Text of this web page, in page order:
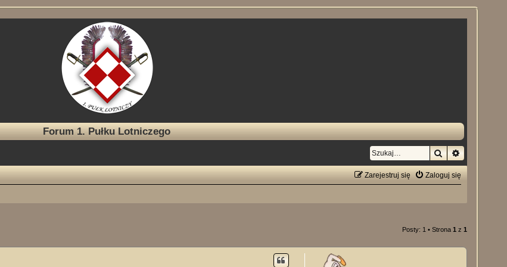
Forum 1. Pułku Lotniczego
Szukaj
Zaloguj się
Zarejestruj się
zaawansowane Posty: 1 • Strona 1 z 1